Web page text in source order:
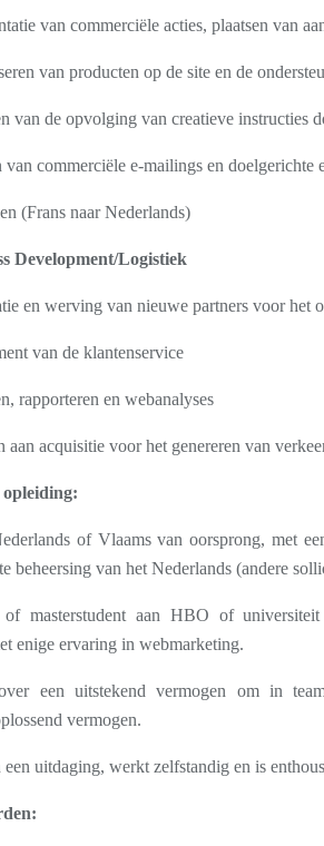
van commerciële acties, plaatsen van
van producten op de site en de
van de opvolging van creatieve instructies
van commerciële e-mailings en doelgerichte
(Frans naar Nederlands)
Development/Logistiek
en werving van nieuwe partners voor het
van de klantenservice
rapporteren en webanalyses
aan acquisitie voor het genereren van
of Vlaams van oorsprong, met
beheersing van het Nederlands (andere
of masterstudent aan HBO of
enige ervaring in webmarketing.
een uitstekend vermogen om in
vermogen.
uitdaging, werkt zelfstandig en is